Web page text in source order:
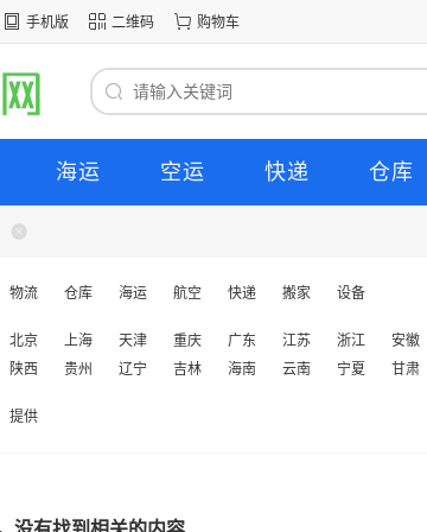
手机版 二维码 购物车
海运 空运 快递 仓库
物流 仓库 海运 航空 快递 搬家 设备
北京 上海 天津 重庆 广东 江苏 浙江 安徽
陕西 贵州 辽宁 吉林 海南 云南 宁夏 甘肃
提供